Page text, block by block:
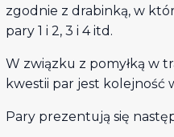
zgodnie z drabinką, w
pary 1 i 2, 3 i 4 itd.
W związku z pomyłką w
kwestii par jest kolejność
Pary prezentują się